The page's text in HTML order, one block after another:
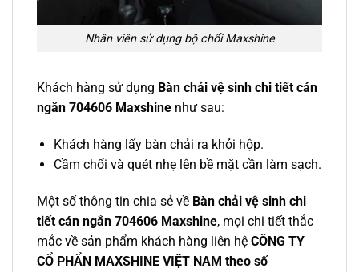
Nhân viên sử dụng bộ chổi Maxshine
Khách hàng sử dụng Bàn chải vệ sinh chi tiết cán
ngắn 704606 Maxshine như sau:
Khách hàng lấy bàn chải ra khỏi hộp.
Cầm chổi và quét nhẹ lên bề mặt cần làm sạch.
Một số thông tin chia sẻ về Bàn chải vệ sinh chi
tiết cán ngắn 704606 Maxshine, mọi chi tiết thắc
mắc về sản phẩm khách hàng liên hệ CÔNG TY
CỔ PHẨN MAXSHINE VIỆT NAM theo số